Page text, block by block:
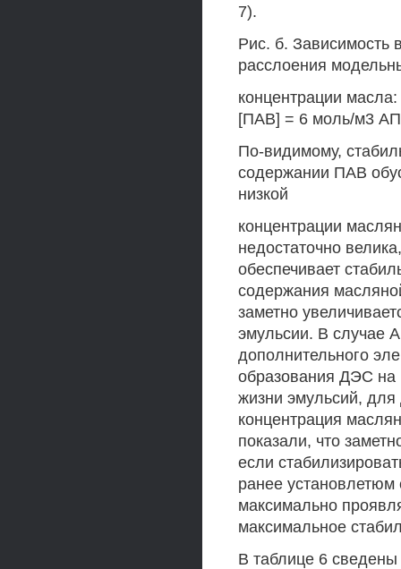
7).
Рис. б. Зависимость
расслоения
концентрации
[ПАВ] = 6 моль/м3
По-видимому,
содержании ПАВ
низкой
концентрации
недостаточно
обеспечивает
содержания
заметно
эмульсии. В случае
дополнительного
образования ДЭС на
жизни эмульсий,
концентрация
показали, что
если
ранее
максимально
максимальное
В таблице 6 сведены